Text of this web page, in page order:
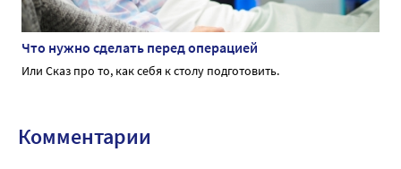
Что нужно сделать перед операцией
Или Сказ про то, как себя к столу подготовить.
Комментарии